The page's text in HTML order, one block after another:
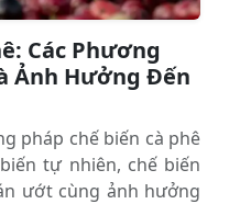
Các Phương
Ảnh Hưởng Đến
pháp chế biến cà phê
tự nhiên, chế biến
ướt cùng ảnh hưởng